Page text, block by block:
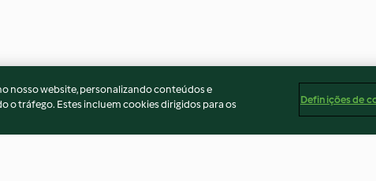
nosso website, personalizando conteúdos e
o tráfego. Estes incluem cookies dirigidos para os
Definições de